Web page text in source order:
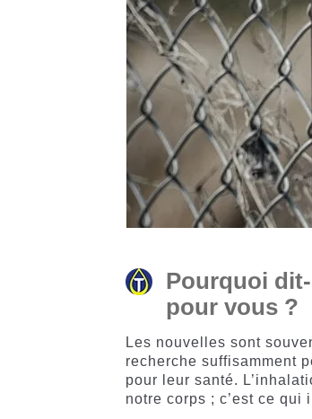
Pourquoi
pour vous ?
Les nouvelles sont
recherche suffisamment
pour leur santé.
notre corps ; c’est ce qui